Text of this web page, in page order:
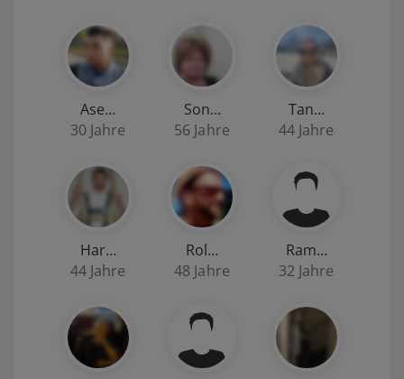
Ase…
30 Jahre
Son…
56 Jahre
Tan…
44 Jahre
Har…
44 Jahre
Rol…
48 Jahre
Ram…
32 Jahre